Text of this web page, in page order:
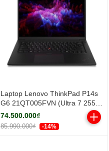
Laptop Lenovo ThinkPad P14s
G6 21QT005FVN (Ultra 7 255H/
32GB/ 1TB SSD/ RTX PRO 500
6GB/ 14.5inch WUXGA/ Win 11
Pro/ Black/ Vỏ nhôm/ 3Y)
74.500.000₫
85.990.000₫ -14%